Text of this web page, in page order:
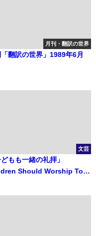
月刊・翻訳の世界
「翻訳の世界」1989年6月
文芸
どもも一緒の礼拝」
Should Worship Too!